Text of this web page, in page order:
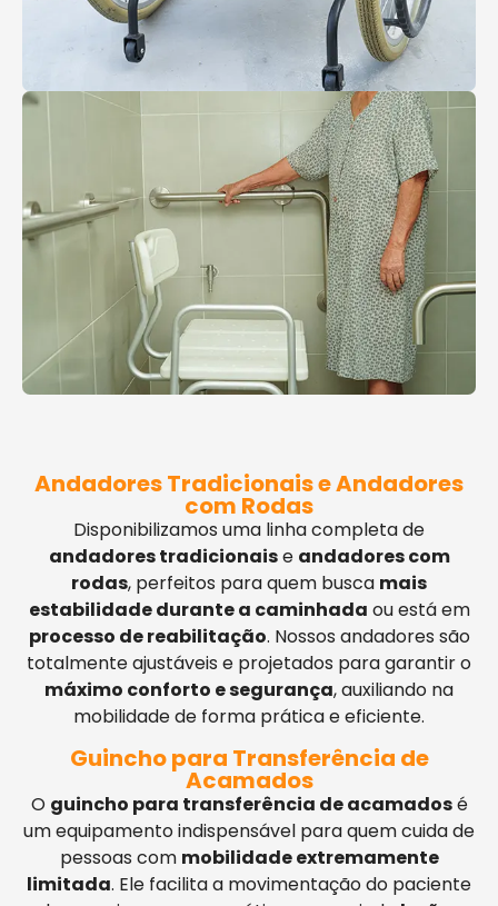
Andadores Tradicionais e Andadores
com Rodas
Disponibilizamos uma linha completa de
andadores tradicionaise andadores com
rodas, perfeitos para quem busca mais
estabilidade durante a caminhada ou está em
processo de reabilitação. Nossos andadores são
totalmente ajustáveis e projetados para garantir o
máximo conforto e segurança, auxiliando na
mobilidade de forma prática e eficiente.
Guincho para Transferência de
Acamados
O guincho para transferência de acamadosé
um equipamento indispensável para quem cuida de
pessoas com mobilidade extremamente
limitada. Ele facilita a movimentação do paciente